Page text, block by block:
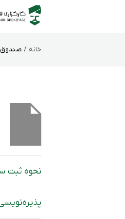
خانه / صندوق
نحوه ثبت